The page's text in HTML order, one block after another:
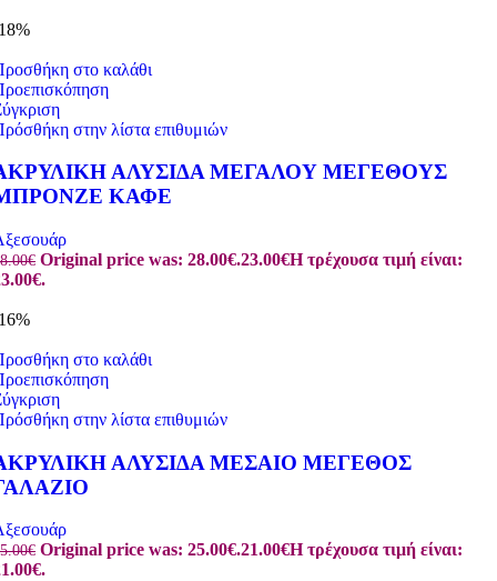
στο καλάθι
στην λίστα επιθυμιών
ΑΛΥΣΙΔΑ ΜΕΓΑΛΟΥ ΜΕΓΕΘΟΥΣ
ΚΑΦΕ
€ Original price was: 28.00€.23.00€Η τρέχουσα τιμή είναι:
στο καλάθι
στην λίστα επιθυμιών
ΑΛΥΣΙΔΑ ΜΕΣΑΙΟ ΜΕΓΕΘΟΣ
€ Original price was: 25.00€.21.00€Η τρέχουσα τιμή είναι: